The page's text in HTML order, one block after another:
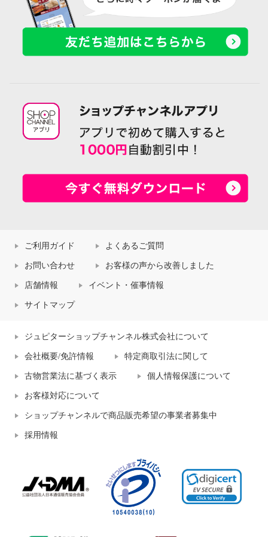
ご利用ガイド よくあるご質問
お問い合わせ お客様の声から改善しました
店舗情報 イベント・催事情報
サイトマップ
ジュピターショップチャンネル株式会社について
会社概要/免許情報 特定商取引法に関して
古物営業法に基づく表示 個人情報保護について
お客様対応について
ショップチャンネルで商品販売希望の事業者募集中
採用情報